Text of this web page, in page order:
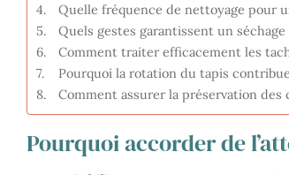
Quelle fréquence de nettoyage pour
Quels gestes garantissent un
Comment traiter efficacement les
Pourquoi la rotation du tapis
Comment assurer la préservation des
Pourquoi accorder de